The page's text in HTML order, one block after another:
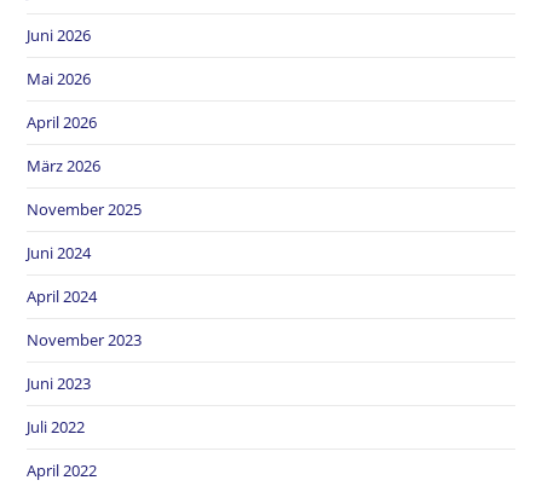
Juni 2026
Mai 2026
April 2026
März 2026
November 2025
Juni 2024
April 2024
November 2023
Juni 2023
Juli 2022
April 2022